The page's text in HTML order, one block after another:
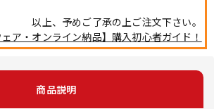
以上、予めご了承の上ご注文下さい。
ア・オンライン納品】購入初心者ガイド！
商品説明